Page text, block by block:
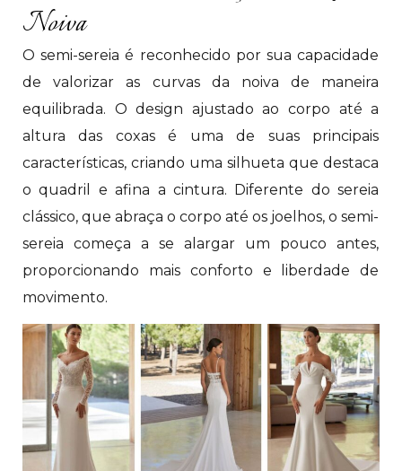
Noiva
O semi-sereia é reconhecido por sua capacidade
de valorizar as curvas da noiva de maneira
equilibrada. O design ajustado ao corpo até a
altura das coxas é uma de suas principais
características, criando uma silhueta que destaca
o quadril e afina a cintura. Diferente do sereia
clássico, que abraça o corpo até os joelhos, o semi-
sereia começa a se alargar um pouco antes,
proporcionando mais conforto e liberdade de
movimento.